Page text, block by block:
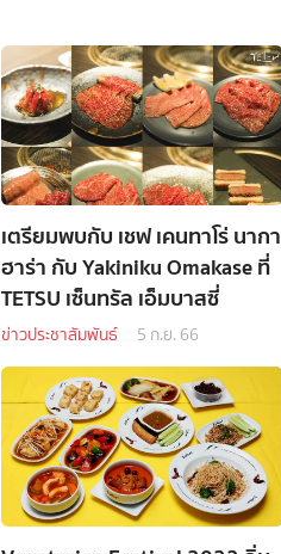
เตรียมพบกับ เชฟ เคนทาโร่ นากา
ฮาร่า กับ Yakiniku Omakase ที่
TETSU เซ็นทรัล เอ็มบาสซี่
ข่าวประชาสัมพันธ์ 5 ก.ย. 66